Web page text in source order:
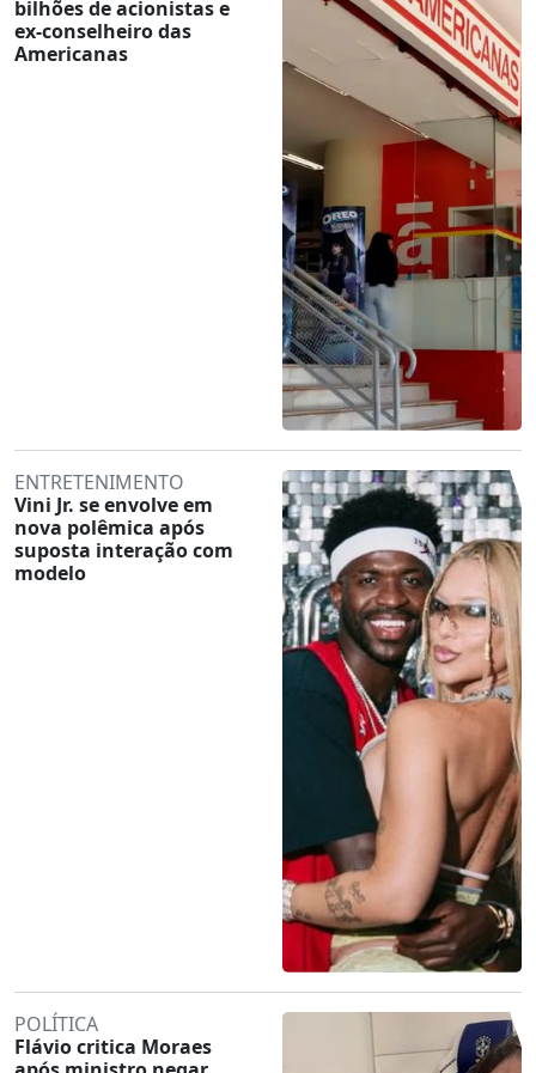
bilhões de acionistas e
ex-conselheiro das
Americanas
ENTRETENIMENTO
Vini Jr. se envolve em
nova polêmica após
suposta interação com
modelo
POLÍTICA
Flávio critica Moraes